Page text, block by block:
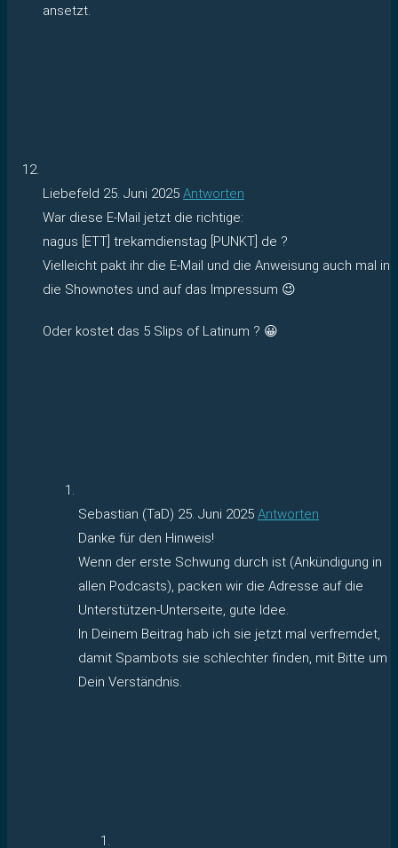
ansetzt.
Liebefeld 25. Juni 2025 Antworten
War diese E-Mail jetzt die richtige:
nagus [ETT] trekamdienstag [PUNKT] de ?
Vielleicht pakt ihr die E-Mail und die Anweisung auch mal in
die Shownotes und auf das Impressum 😉
Oder kostet das 5 Slips of Latinum ? 😀
Sebastian (TaD) 25. Juni 2025 Antworten
Danke für den Hinweis!
Wenn der erste Schwung durch ist (Ankündigung in
allen Podcasts), packen wir die Adresse auf die
Unterstützen-Unterseite, gute Idee.
In Deinem Beitrag hab ich sie jetzt mal verfremdet,
damit Spambots sie schlechter finden, mit Bitte um
Dein Verständnis.